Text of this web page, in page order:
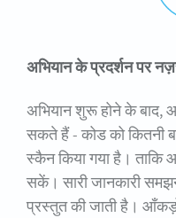
अभियान के प्रदर्शन पर
अभियान शुरू होने के
सकते हैं - कोड को कितनी
स्कैन किया गया है। ताकि
सकें। सारी जानकारी
प्रस्तुत की जाती है।